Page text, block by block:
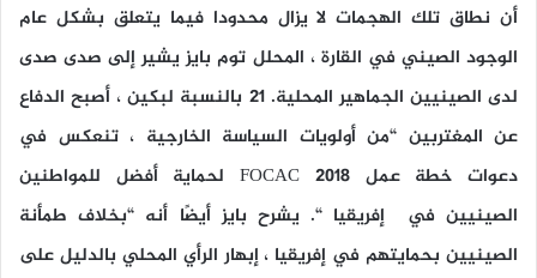
أن نطاق تلك الهجمات لا يزال محدودا فيما يتعلق بشكل عام
الوجود الصيني في القارة ، المحلل توم بايز يشير إلى صدى صدى
لدى الصينيين الجماهير المحلية. 21 بالنسبة لبكين ، أصبح الدفاع
عن المغتربين “من أولويات السياسة الخارجية ، تنعكس في
دعوات خطة عمل FOCAC 2018 لحماية أفضل للمواطنين
الصينيين في إفريقيا “. يشرح بايز أيضًا أنه “بخلاف طمأنة
الصينيين بحمايتهم في إفريقيا ، إبهار الرأي المحلي بالدليل على